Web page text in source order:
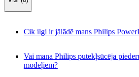
Cik ilgi ir jālādē mans Philips
Vai mana Philips putekļsūcēja
modeļiem?